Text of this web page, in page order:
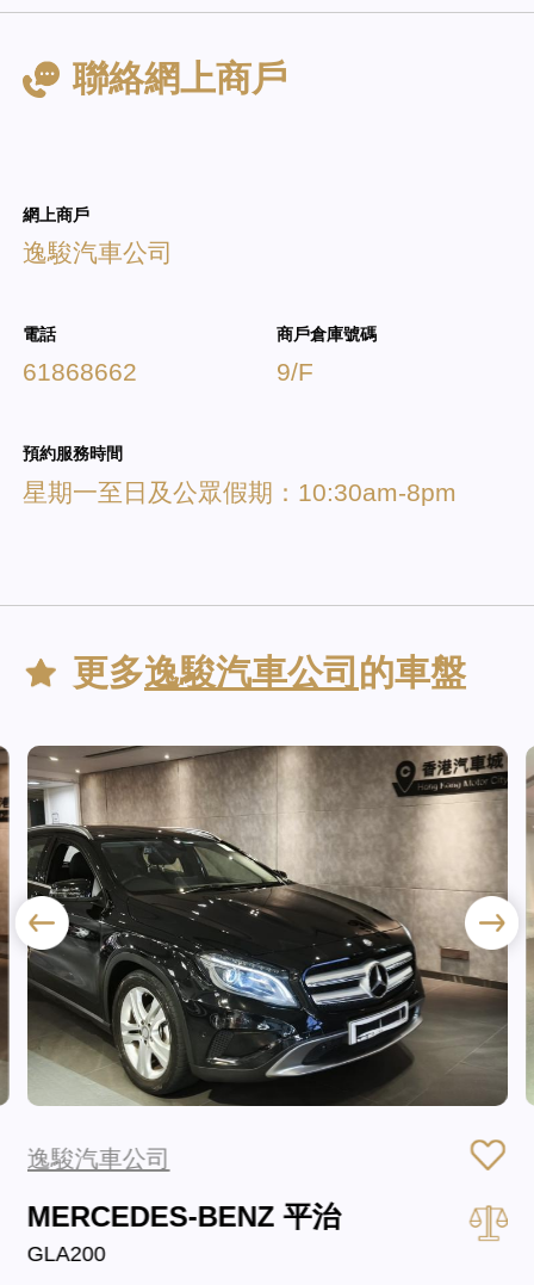
聯絡網上商戶
網上商戶
逸駿汽車公司
電話
61868662
商戶倉庫號碼
9/F
預約服務時間
星期一至日及公眾假期：10:30am-8pm
更多逸駿汽車公司 的車盤
逸駿汽車公司
MERCEDES-BENZ 平治
GLA200